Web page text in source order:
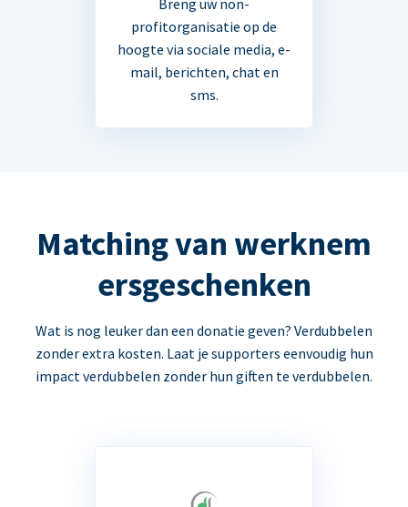
profitorganisatie op de
hoogte via sociale media, e-
mail, berichten, chat en
sms.
Matching van werknem
ersgeschenken
Wat is nog leuker dan een donatie geven? Verdubbelen
zonder extra kosten. Laat je supporters eenvoudig hun
impact verdubbelen zonder hun giften te verdubbelen.